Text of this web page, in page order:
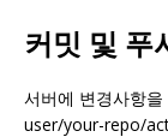
커밋 및 푸
서버에 변경사항
user/your-repo/